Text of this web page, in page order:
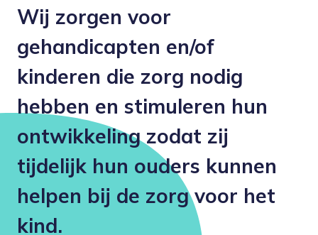
Wij zorgen voor
gehandicapten en/of
kinderen die zorg nodig
hebben en stimuleren hun
ontwikkeling zodat zij
tijdelijk hun ouders kunnen
helpen bij de zorg voor het
kind.